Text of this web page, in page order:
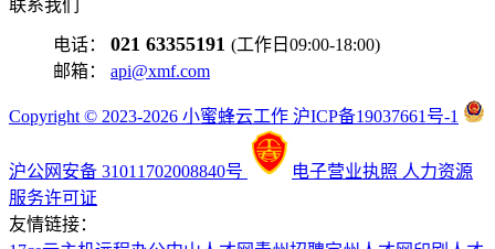
联系我们
电话： 021 63355191 (工作日09:00-18:00)
邮箱： api@xmf.com
Copyright © 2023-2026 小蜜蜂云工作 沪ICP备19037661号-1
沪公网安备 31011702008840号 电子营业执照 人力资源
服务许可证
友情链接：